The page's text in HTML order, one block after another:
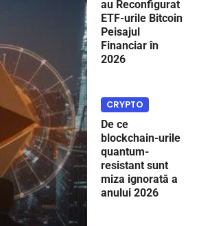
au Reconfigurat
ETF-urile Bitcoin
Peisajul
Financiar în
2026
CRYPTO
De ce
blockchain-urile
quantum-
resistant sunt
miza ignorată a
anului 2026